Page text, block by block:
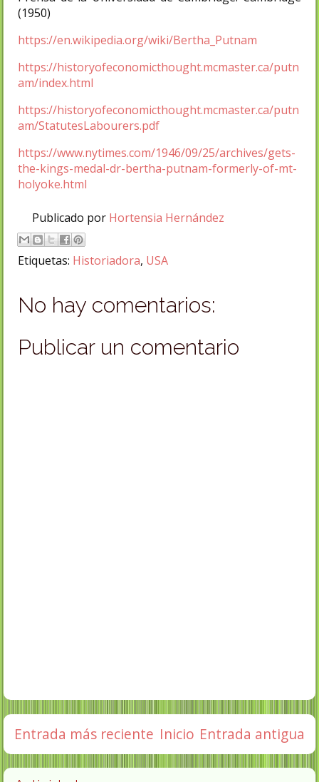
(1950)
https://en.wikipedia.org/wiki/Bertha_Putnam
https://historyofeconomicthought.mcmaster.ca/putn
am/index.html
https://historyofeconomicthought.mcmaster.ca/putn
am/StatutesLabourers.pdf
https://www.nytimes.com/1946/09/25/archives/gets-
the-kings-medal-dr-bertha-putnam-formerly-of-mt-
holyoke.html
Publicado por Hortensia Hernández
Etiquetas: Historiadora, USA
No hay comentarios:
Publicar un comentario
Entrada más reciente Entrada antigua
Inicio